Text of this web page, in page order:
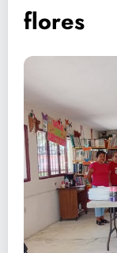
flores